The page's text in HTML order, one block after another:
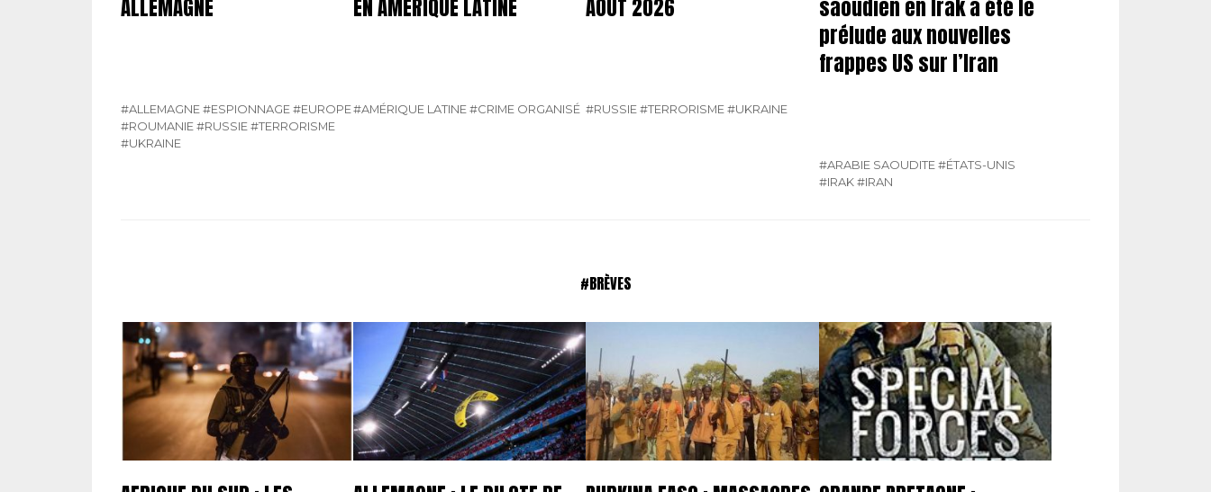
ALLEMAGNE
#ALLEMAGNE#ESPIONNAGE#EUROPE
#ROUMANIE#RUSSIE#TERRORISME
#UKRAINE
EN AMÉRIQUE LATINE
#AMÉRIQUE LATINE #CRIME ORGANISÉ
AOÛT 2026
#RUSSIE #TERRORISME #UKRAINE
saoudien en Irak a été le
prélude aux nouvelles
frappes US sur l’Iran
#ARABIE SAOUDITE #ÉTATS-UNIS
#IRAK #IRAN
#BRÈVES